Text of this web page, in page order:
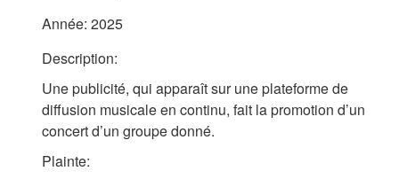
Année: 2025
Description:
Une publicité, qui apparaît sur une plateforme de
diffusion musicale en continu, fait la promotion d’un
concert d’un groupe donné.
Plainte: